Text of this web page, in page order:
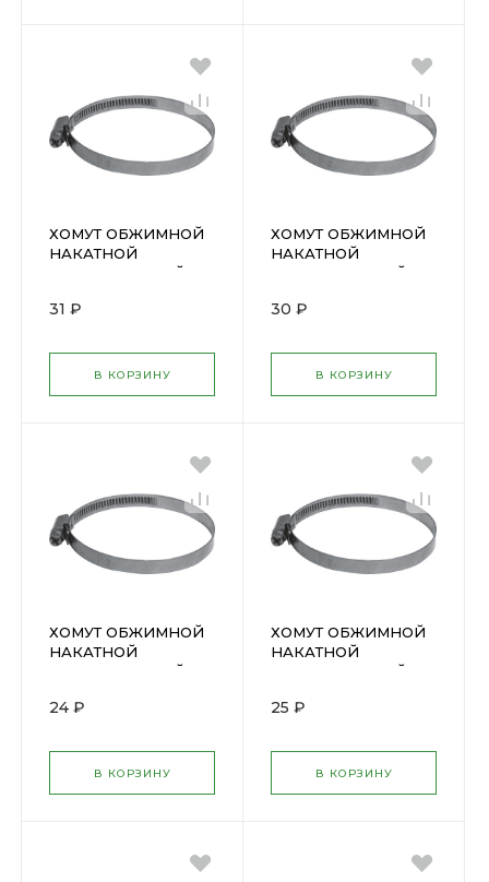
ХОМУТ ОБЖИМНОЙ
НАКАТНОЙ
НЕРЖАВЕЮЩИЙ 70-
64288
31 ₽
В КОРЗИНУ
ХОМУТ ОБЖИМНОЙ
НАКАТНОЙ
НЕРЖАВЕЮЩИЙ 50-
(64371М/99332т)
30 ₽
В КОРЗИНУ
ХОМУТ ОБЖИМНОЙ
НАКАТНОЙ
НЕРЖАВЕЮЩИЙ 32-
64284
24 ₽
В КОРЗИНУ
ХОМУТ ОБЖИМНОЙ
НАКАТНОЙ
НЕРЖАВЕЮЩИЙ 30-
99329
25 ₽
В КОРЗИНУ